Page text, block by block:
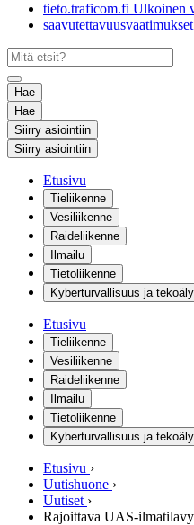
tieto.traficom.fi Ulkoinen
Hae
Hae
Siirry asiointiin
Siirry asiointiin
Etusivu
Tieliikenne
Vesiliikenne
Raideliikenne
Ilmailu
Tietoliikenne
Kyberturvallisuus ja tekoäly
Etusivu
Tieliikenne
Vesiliikenne
Raideliikenne
Ilmailu
Tietoliikenne
Kyberturvallisuus ja tekoäly
Etusivu ›
Uutishuone ›
Uutiset ›
Rajoittava UAS-